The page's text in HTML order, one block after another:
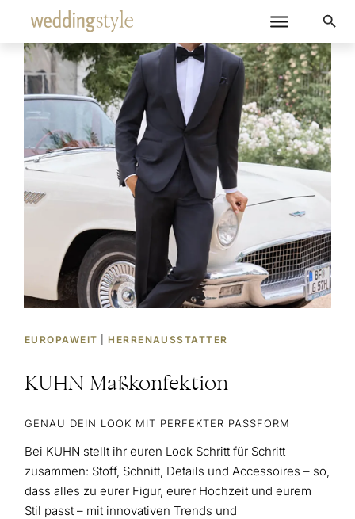
EUROPAWEIT HERRENAUSSTATTER
KUHN Maßkonfektion
GENAU DEIN LOOK MIT PERFEKTER PASSFORM
Bei KUHN stellt ihr euren Look Schritt für Schritt
zusammen: Stoff, Schnitt, Details und Accessoires – so,
dass alles zu eurer Figur, eurer Hochzeit und eurem
Stil passt – mit innovativen Trends und